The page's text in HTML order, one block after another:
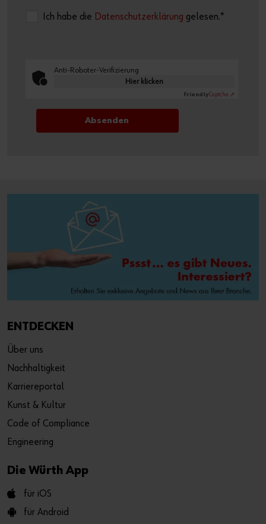
Ich habe die Datenschutzerklärung gelesen.*
Anti-Roboter-Verifizierung
Hier klicken
FriendlyCaptcha ⇗
ENTDECKEN
Über uns
Nachhaltigkeit
Karriereportal
Kunst & Kultur
Code of Compliance
Engineering
Die Würth App
für iOS
für Android